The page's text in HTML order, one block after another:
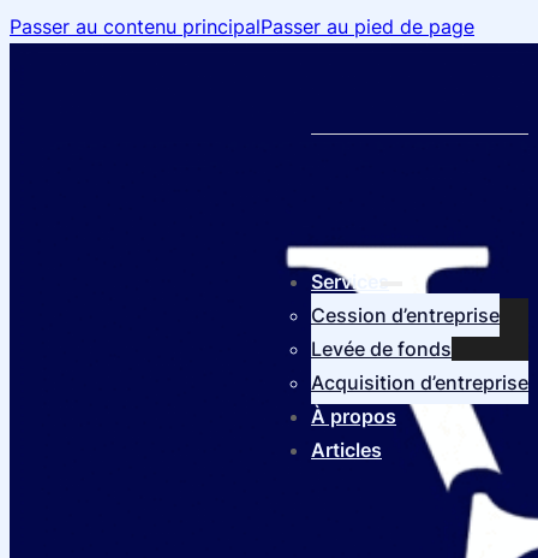
Passer au contenu principalPasser au pied de page
Services
Cession d’entreprise
Levée de fonds
Acquisition d’entreprise
À propos
Articles